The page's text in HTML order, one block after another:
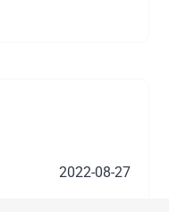
2022-08-27